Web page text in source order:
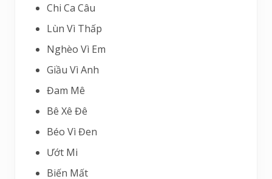
Chi Ca Câu
Lùn Vì Thấp
Nghèo Vì Em
Giầu Vì Anh
Đam Mê
Bê Xê Đê
Béo Vì Đen
Ướt Mi
Biến Mất